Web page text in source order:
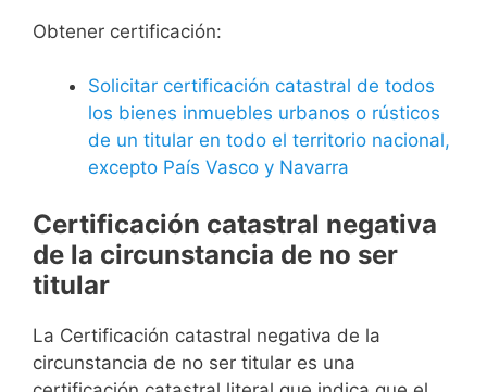
Obtener certificación:
Solicitar certificación catastral de todos
los bienes inmuebles urbanos o rústicos
de un titular en todo el territorio nacional,
excepto País Vasco y Navarra
Certificación catastral negativa
de la circunstancia de no ser
titular
La Certificación catastral negativa de la
circunstancia de no ser titular es una